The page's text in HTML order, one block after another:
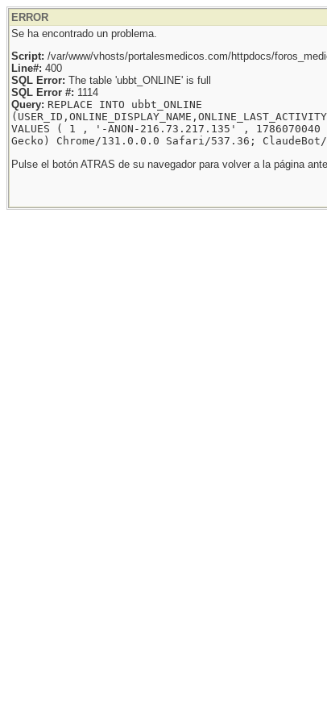
ERROR
Se ha encontrado un problema.
Script: /var/www/vhosts/portalesmedicos.com/httpdocs/
Line#: 400
SQL Error: The table 'ubbt_ONLINE' is full
SQL Error #: 1114
Query: REPLACE INTO ubbt_ONLINE
VALUES ( 1 , '-ANON-216.73.217.135' ,
Gecko) Chrome/131.0.0.0 Safari/537.36;
Pulse el botón ATRAS de su navegador para volver a la página